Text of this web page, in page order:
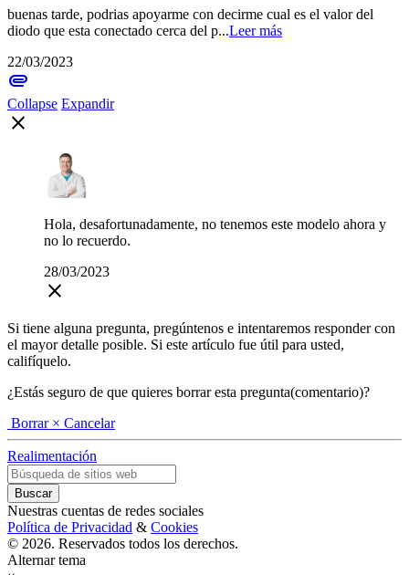
buenas tarde, podrias apoyarme con decirme cual es el valor del
diodo que esta conectado cerca del p...Leer más
22/03/2023
attachment
Collapse Expandir
close
Hola, desafortunadamente, no tenemos este modelo ahora y
no lo recuerdo.
28/03/2023
close
Si tiene alguna pregunta, pregúntenos e intentaremos responder con
el mayor detalle posible. Si este artículo fue útil para usted,
califíquelo.
¿Estás seguro de que quieres borrar esta pregunta(comentario)?
Borrar × Cancelar
Realimentación
Nuestras cuentas de redes sociales
Política de Privacidad & Cookies
© 2026. Reservados todos los derechos.
Alternar tema